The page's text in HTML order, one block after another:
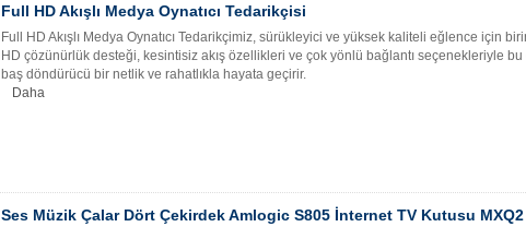
Full HD Akışlı Medya Oynatıcı Tedarikçisi
Full HD Akışlı Medya Oynatıcı Tedarikçimiz, sürükleyici ve yüksek kaliteli eğlence için
HD çözünürlük desteği, kesintisiz akış özellikleri ve çok yönlü bağlantı seçenekleriyle
baş döndürücü bir netlik ve rahatlıkla hayata geçirir.
Daha
Ses Müzik Çalar Dört Çekirdek Amlogic S805 İnternet TV Kutusu MXQ2